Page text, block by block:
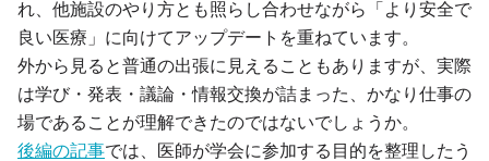
れ、他施設のやり方とも照らし合わせながら「より安全で
良い医療」に向けてアップデートを重ねています。
外から見ると普通の出張に見えることもありますが、実際
は学び・発表・議論・情報交換が詰まった、かなり仕事の
場であることが理解できたのではないでしょうか。
後編の記事では、医師が学会に参加する目的を整理したう